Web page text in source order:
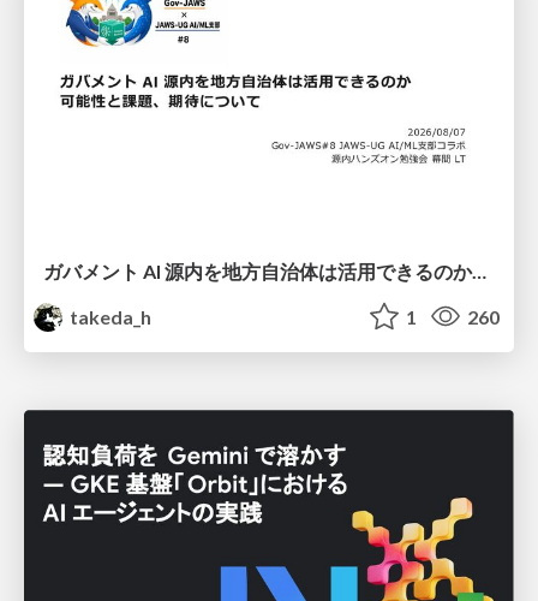
ガバメント AI 源内を地方自治体は活用できるのか 可能性と課題、期待について
takeda_h
1 260